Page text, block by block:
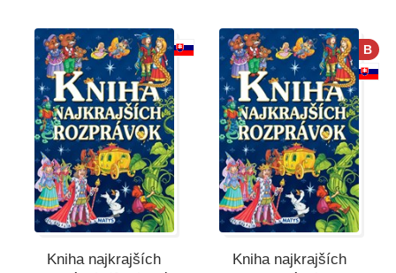
Kniha najkrajších
B
Kniha najkrajších